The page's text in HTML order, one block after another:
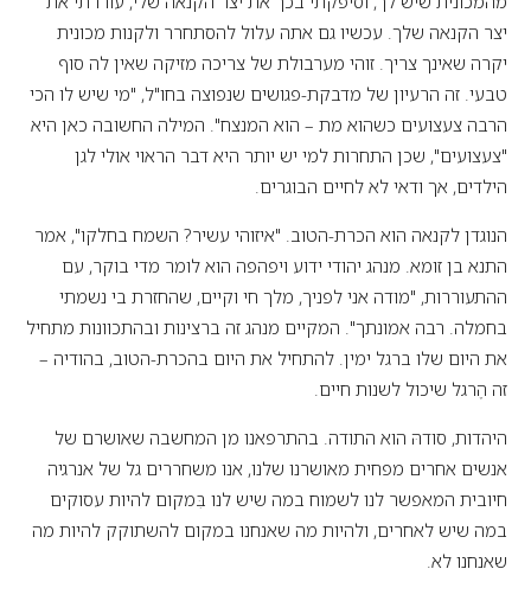
יצר הקנאה שלך. עכשיו גם אתה עלול להסתחרר ולקנות מכונית
יקרה שאינך צריך. זוהי מערבולת של צריכה מזיקה שאין לה סוף
טבעי. זה הרעיון של מדבקת-פגושים שנפוצה בחו"ל, "מי שיש לו הכי
הרבה צעצועים כשהוא מת – הוא המנצח". המילה החשובה כאן היא
"צעצועים", שכן התחרות למי יש יותר היא דבר הראוי אולי לגן
הילדים, אך ודאי לא לחיים הבוגרים.
הנוגדן לקנאה הוא הכרת-הטוב. "איזוהי עשיר? השמח בחלקו", אמר
התנא בן זומא. מנהג יהודי ידוע ויפהפה הוא לומר מדי בוקר, עם
ההתעוררות, "מודה אני לפניך, מלך חי וקיים, שהחזרת בי נשמתי
בחמלה. רבה אמונתך". המקיים מנהג זה ברצינות ובהתכוונות מתחיל
את היום שלו ברגל ימין. להתחיל את היום בהכרת-הטוב, בהודיה –
זה הֶרגל שיכול לשנות חיים.
היהדות, סודהּ הוא התודה. בהתרפאנו מן המחשבה שאושרם של
אנשים אחרים מפחית מאושרנו שלנו, אנו משחררים גל של אנרגיה
חיובית המאפשר לנו לשמוח במה שיש לנו בִּמקום להיות עסוקים
במה שיש לאחרים, ולהיות מה שאנחנו במקום להשתוקק להיות מה
שאנחנו לא.